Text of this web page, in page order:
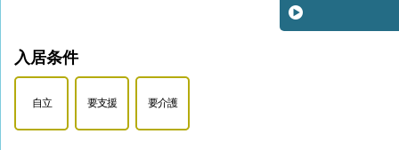
入居条件
自立 要支援 要介護